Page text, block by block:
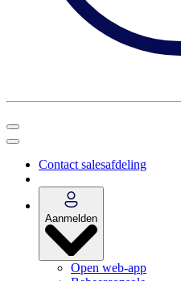
Contact salesafdeling
Aanmelden
Open web-app